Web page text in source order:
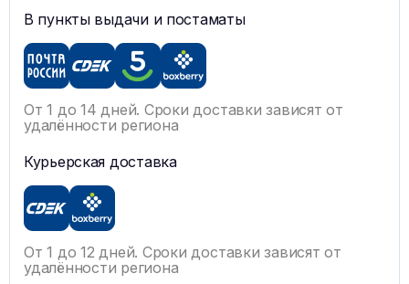
В пункты выдачи и постаматы
От 1 до 14 дней. Сроки доставки зависят от
удалённости региона
Курьерская доставка
От 1 до 12 дней. Сроки доставки зависят от
удалённости региона